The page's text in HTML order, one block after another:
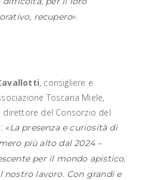
recupero».
, consigliere e
Toscana Miele,
direttore del Consorzio del
«La presenza e curiosità di
più alto dal 2024 –
per il mondo apistico,
nostro lavoro. Con grandi e